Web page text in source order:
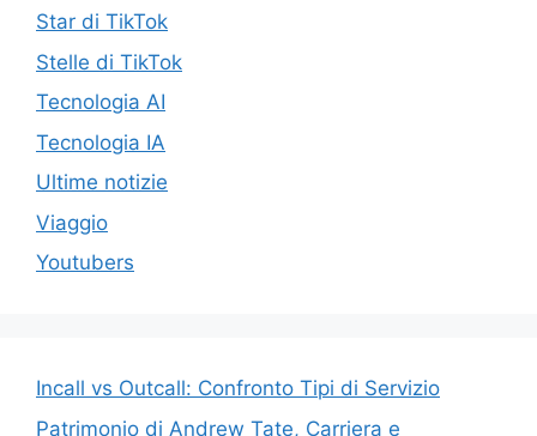
Star di TikTok
Stelle di TikTok
Tecnologia AI
Tecnologia IA
Ultime notizie
Viaggio
Youtubers
Incall vs Outcall: Confronto Tipi di Servizio
Patrimonio di Andrew Tate, Carriera e